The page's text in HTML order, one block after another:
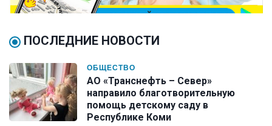
ПОСЛЕДНИЕ НОВОСТИ
ОБЩЕСТВО
АО «Транснефть – Север»
направило благотворительную
помощь детскому саду в
Республике Коми